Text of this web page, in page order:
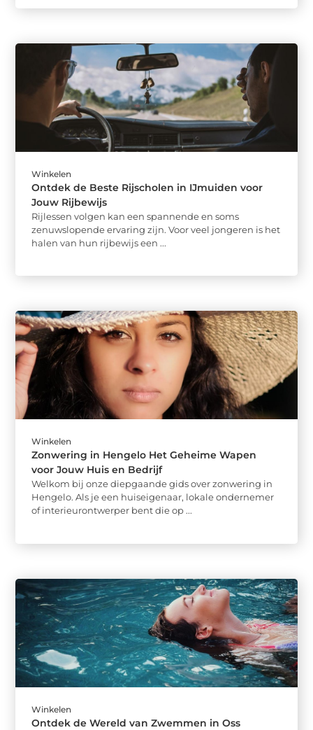
Winkelen
Ontdek de Beste Rijscholen in IJmuiden voor
Jouw Rijbewijs
Rijlessen volgen kan een spannende en soms
zenuwslopende ervaring zijn. Voor veel jongeren is het
halen van hun rijbewijs een ...
Winkelen
Zonwering in Hengelo Het Geheime Wapen
voor Jouw Huis en Bedrijf
Welkom bij onze diepgaande gids over zonwering in
Hengelo. Als je een huiseigenaar, lokale ondernemer
of interieurontwerper bent die op ...
Winkelen
Ontdek de Wereld van Zwemmen in Oss